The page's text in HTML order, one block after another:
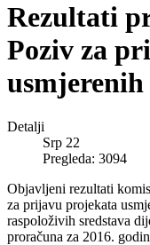
Rezultati
Poziv za
Detalji
Srp 22
Pregleda: 3094
Objavljeni rezultati
za prijavu projekata
raspoloživih sredstava
proračuna za 2016.